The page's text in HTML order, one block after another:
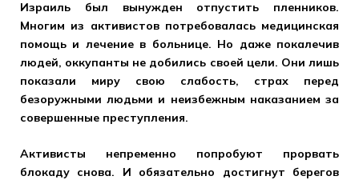
Израиль был вынужден отпустить пленников.
Многим из активистов потребовалась медицинская
помощь и лечение в больнице. Но даже покалечив
людей, оккупанты не добились своей цели. Они лишь
показали миру свою слабость, страх перед
безоружными людьми и неизбежным наказанием за
совершенные преступления.
Активисты непременно попробуют прорвать
блокаду снова. И обязательно достигнут берегов